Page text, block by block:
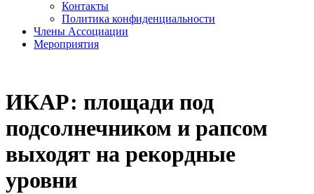
Контакты
Политика конфиденциальности
Члены Ассоциации
Мероприятия
ИКАР: площади под
подсолнечником и рапсом
выходят на рекордные
уровни